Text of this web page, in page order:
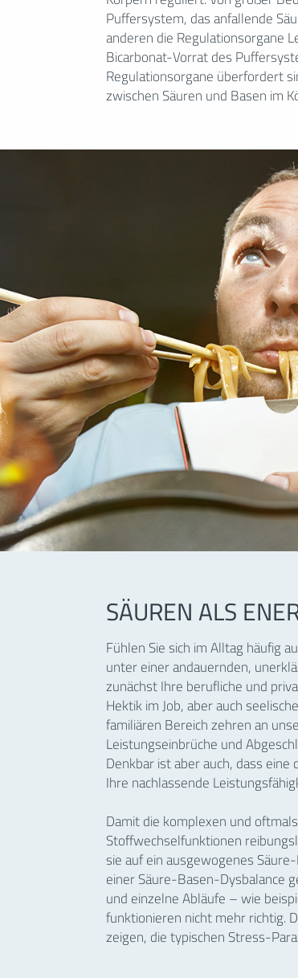
Puffersystem, das anfallende
anderen die Regulationsorgane
Bicarbonat-Vorrat des
Regulationsorgane überfordert
zwischen Säuren und Basen im
Organismus beeinträchtigen. So
Säure-Basen-Dysbalance ein
Befindlichkeitsstörungen und
SÄUREN ALS
Fühlen Sie sich im Alltag häufig
unter einer andauernden,
zunächst Ihre berufliche und
Hektik im Job, aber auch
familiären Bereich zehren an
Leistungseinbrüche und
Denkbar ist aber auch, dass
Ihre nachlassende
Damit die komplexen und
Stoffwechselfunktionen
sie auf ein ausgewogenes
einer Säure-Basen-Dysbalance
und einzelne Abläufe – wie
funktionieren nicht mehr richtig.
zeigen, die typischen Stress-